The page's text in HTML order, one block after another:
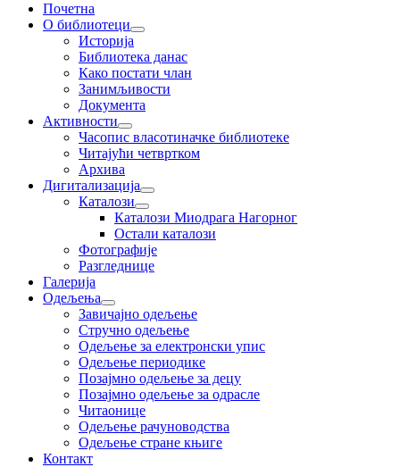
Почетна
О библиотеци
Историја
Библиотека данас
Како постати члан
Занимљивости
Документа
Активности
Часопис власотиначке библиотеке
Читајући четвртком
Архива
Дигитализација
Каталози
Каталози Миодрага Нагорног
Остали каталози
Фотографије
Разгледнице
Галерија
Одељења
Завичајно одељење
Стручно одељење
Одељење за електронски упис
Одељење периодике
Позајмно одељење за децу
Позајмно одељење за одрасле
Читаонице
Одељење рачуноводства
Одељење стране књиге
Контакт